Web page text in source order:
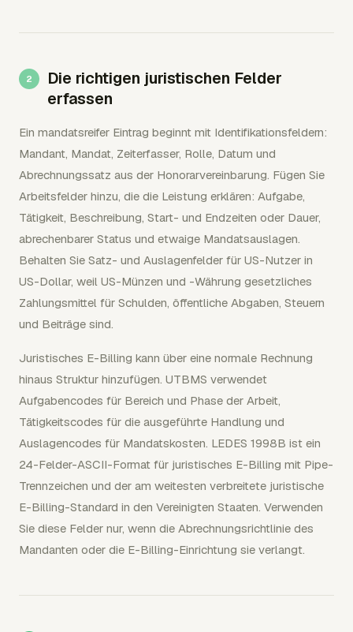
Die richtigen juristischen Felder
erfassen
Ein mandatsreifer Eintrag beginnt mit Identifikationsfeldern:
Mandant, Mandat, Zeiterfasser, Rolle, Datum und
Abrechnungssatz aus der Honorarvereinbarung. Fügen Sie
Arbeitsfelder hinzu, die die Leistung erklären: Aufgabe,
Tätigkeit, Beschreibung, Start- und Endzeiten oder Dauer,
abrechenbarer Status und etwaige Mandatsauslagen.
Behalten Sie Satz- und Auslagenfelder für US-Nutzer in
US-Dollar, weil US-Münzen und -Währung gesetzliches
Zahlungsmittel für Schulden, öffentliche Abgaben, Steuern
und Beiträge sind.
Juristisches E-Billing kann über eine normale Rechnung
hinaus Struktur hinzufügen. UTBMS verwendet
Aufgabencodes für Bereich und Phase der Arbeit,
Tätigkeitscodes für die ausgeführte Handlung und
Auslagencodes für Mandatskosten. LEDES 1998B ist ein
24-Felder-ASCII-Format für juristisches E-Billing mit Pipe-
Trennzeichen und der am weitesten verbreitete juristische
E-Billing-Standard in den Vereinigten Staaten. Verwenden
Sie diese Felder nur, wenn die Abrechnungsrichtlinie des
Mandanten oder die E-Billing-Einrichtung sie verlangt.